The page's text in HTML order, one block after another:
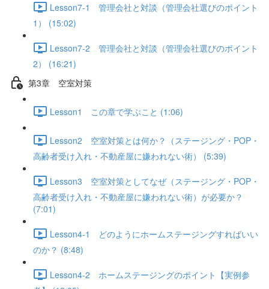
Lesson7-1 管理会社と対談（管理会社選びのポイント
1） (15:02)
Lesson7-2 管理会社と対談（管理会社選びのポイント
2） (16:21)
第3章 空室対策
Lesson1 この章で学ぶこと (1:06)
Lesson2 空室対策とは何か？（ステージング・POP・
高齢者受け入れ・不動産屋に嫌われない術） (5:39)
Lesson3 空室対策としてなぜ（ステージング・POP・
高齢者受け入れ・不動産屋に嫌われない術）が必要か？
(7:01)
Lesson4-1 どのようにホームステージングすればいい
のか？ (8:48)
Lesson4-2 ホームステージングのポイント【実例参